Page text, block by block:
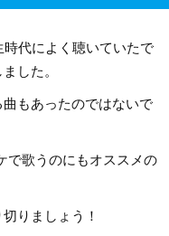
代によく聴いていたで
した。
もあったのではないで
で歌うのにもオススメの
りましょう！